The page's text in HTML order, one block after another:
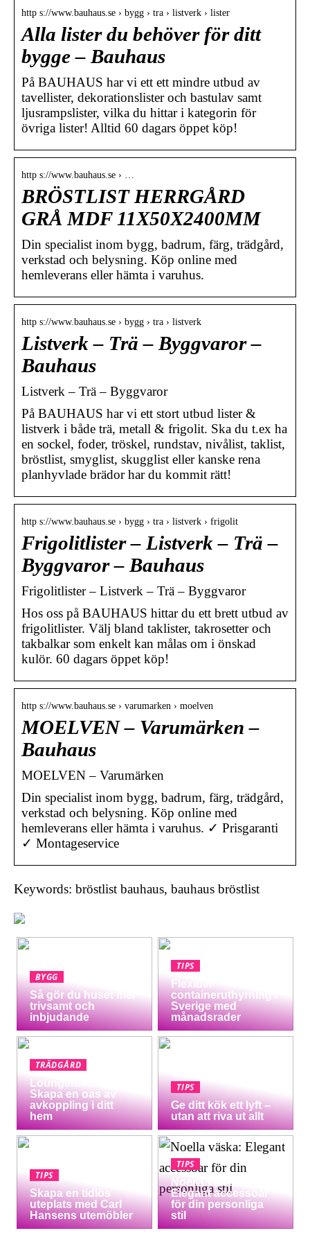
http s://www.bauhaus.se › bygg › tra › listverk › lister
Alla lister du behöver för ditt
bygge – Bauhaus
På BAUHAUS har vi ett ett mindre utbud av
tavellister, dekorationslister och bastulav samt
ljusrampslister, vilka du hittar i kategorin för
övriga lister! Alltid 60 dagars öppet köp!
http s://www.bauhaus.se › …
BRÖSTLIST HERRGÅRD
GRÅ MDF 11X50X2400MM
Din specialist inom bygg, badrum, färg, trädgård,
verkstad och belysning. Köp online med
hemleverans eller hämta i varuhus.
http s://www.bauhaus.se › bygg › tra › listverk
Listverk – Trä – Byggvaror –
Bauhaus
Listverk – Trä – Byggvaror
På BAUHAUS har vi ett stort utbud lister &
listverk i både trä, metall & frigolit. Ska du t.ex ha
en sockel, foder, tröskel, rundstav, nivålist, taklist,
bröstlist, smyglist, skugglist eller kanske rena
planhyvlade brädor har du kommit rätt!
http s://www.bauhaus.se › bygg › tra › listverk › frigolit
Frigolitlister – Listverk – Trä –
Byggvaror – Bauhaus
Frigolitlister – Listverk – Trä – Byggvaror
Hos oss på BAUHAUS hittar du ett brett utbud av
frigolitlister. Välj bland taklister, takrosetter och
takbalkar som enkelt kan målas om i önskad
kulör. 60 dagars öppet köp!
http s://www.bauhaus.se › varumarken › moelven
MOELVEN – Varumärken –
Bauhaus
MOELVEN – Varumärken
Din specialist inom bygg, badrum, färg, trädgård,
verkstad och belysning. Köp online med
hemleverans eller hämta i varuhus. ✓ Prisgaranti
✓ Montageservice
Keywords: bröstlist bauhaus, bauhaus bröstlist
BYGG
Så gör du huset mer
trivsamt och
inbjudande
TIPS
Flexibel
containeruthyrning i
Sverige med
månadsrader
TRÄDGÅRD
Loungemöbler:
Skapa en oas av
avkoppling i ditt
hem
TIPS
Ge ditt kök ett lyft –
utan att riva ut allt
TIPS
Skapa en tidlös
uteplats med Carl
Hansens utemöbler
TIPS
Noella väska:
Elegant accessoar
för din personliga
stil